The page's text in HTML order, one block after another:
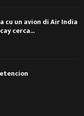
cu un avion di Air India
cerca...